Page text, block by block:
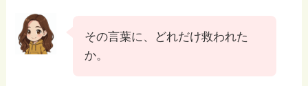
その言葉に、どれだけ救われた
か。